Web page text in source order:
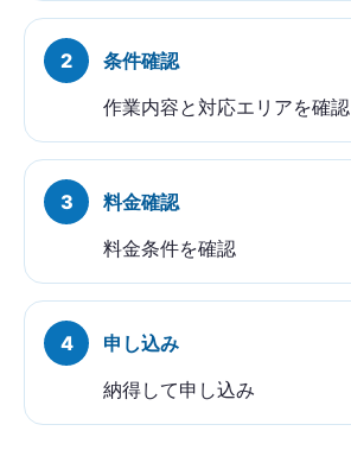
条件確認
作業内容と対応エリアを確認
料金確認
料金条件を確認
申し込み
納得して申し込み